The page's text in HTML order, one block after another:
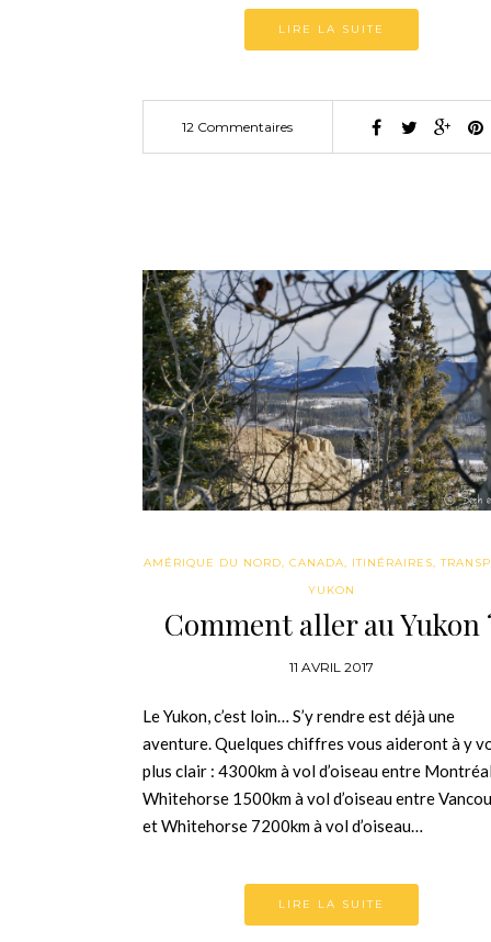
LIRE LA SUITE
12 Commentaires
AMÉRIQUE DU NORD CANADA ITINÉRAIRES ,
YUKON
Comment aller au Yukon
11 AVRIL 2017
Le Yukon, c’est loin… S’y rendre est déjà une
aventure. Quelques chiffres vous aideront à y
plus clair : 4300km à vol d’oiseau entre
Whitehorse 1500km à vol d’oiseau entre
et Whitehorse 7200km à vol d’oiseau…
LIRE LA SUITE